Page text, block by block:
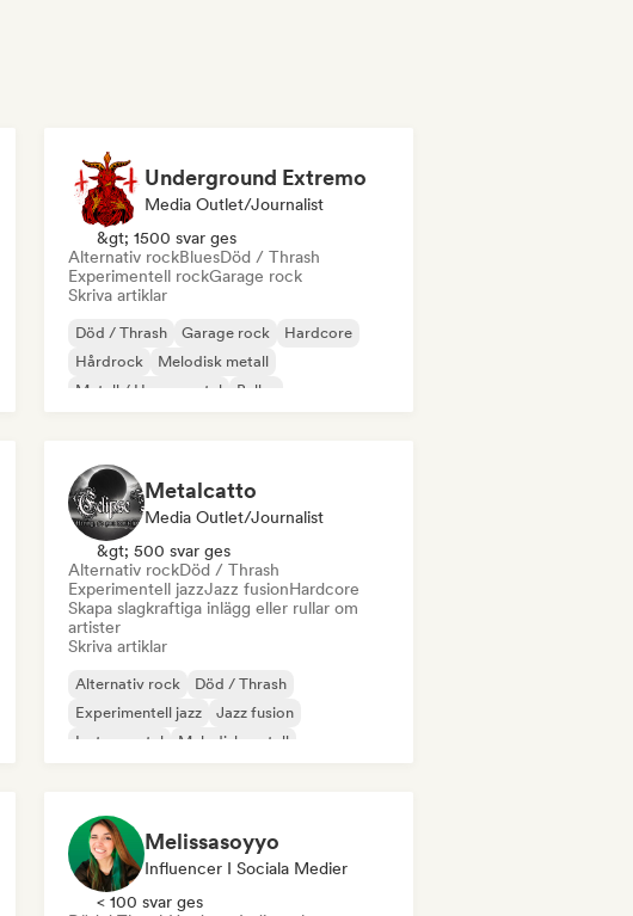
Underground Extremo
Media Outlet/Journalist
&gt; 1500 svar ges
Alternativ rockBluesDöd / Thrash
Experimentell rockGarage rock
Skriva artiklar
Död / Thrash Garage rock
Hardcore
Hårdrock
Melodisk metall
Metall / Heavy metal
Buller
Metalcatto
Media Outlet/Journalist
&gt; 500 svar ges
Alternativ rockDöd / Thrash
Experimentell jazzJazz fusionHardcore
Skapa slagkraftiga inlägg eller rullar om
artister
Skriva artiklar
Alternativ rock
Död / Thrash
Experimentell jazz
Jazz fusion
Instrumental
Melodisk metall
Melissasoyyo
Influencer I Sociala Medier
< 100 svar ges